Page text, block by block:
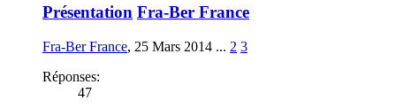
Présentation Fra-Ber France
Fra-Ber France, 25 Mars 2014 ... 2 3
Réponses:
47